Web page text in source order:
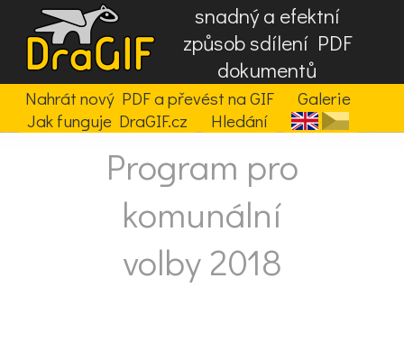
snadný a efektní
způsob sdílení PDF
dokumentů
Nahrát nový PDF a převést na GIF
Galerie
Jak funguje DraGIF.cz
Hledání
Program pro
komunální
volby 2018